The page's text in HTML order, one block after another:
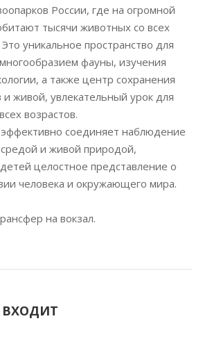
России, где на огромной
тысячи животных со всех
уникальное пространство для
фауны, изучения
а также центр сохранения
живой, увлекательный урок для
возрастов.
соединяет наблюдение
средой и живой природой,
целостное представление о
человека и окружающего мира.
на вокзал.